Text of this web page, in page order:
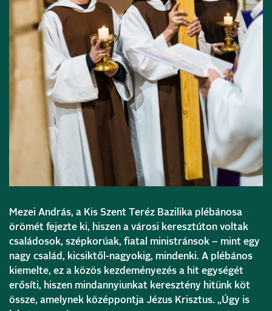
Mezei András, a Kis Szent Teréz Bazilika plébánosa
örömét fejezte ki, hiszen a városi keresztúton voltak
családosok, szépkorúak, fiatal ministránsok – mint egy
nagy család, kicsiktől-nagyokig, mindenki. A plébános
kiemelte, ez a közös kezdeményezés a hit egységét
erősíti, hiszen mindannyiunkat keresztény hitünk köt
össze, amelynek középpontja Jézus Krisztus. „Úgy is